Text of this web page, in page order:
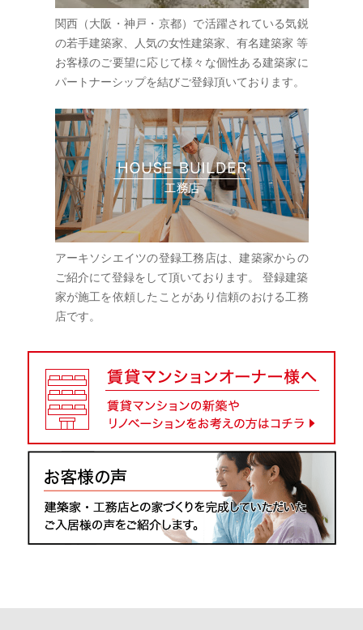
関西（大阪・神戸・京都）で活躍されている気鋭
の若手建築家、人気の女性建築家、有名建築家 等
お客様のご要望に応じて様々な個性ある建築家に
パートナーシップを結びご登録頂いております。
アーキソシエイツの登録工務店は、建築家からの
ご紹介にて登録をして頂いております。 登録建築
家が施工を依頼したことがあり信頼のおける工務
店です。